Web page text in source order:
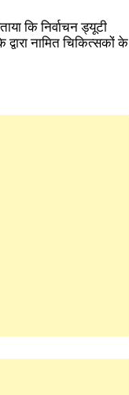
कि निर्वाचन ड्यूटी
नामित चिकित्सकों के